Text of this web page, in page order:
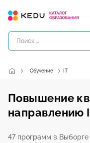
Обучение IT
Повышение
направлению
47 программ в Выборге